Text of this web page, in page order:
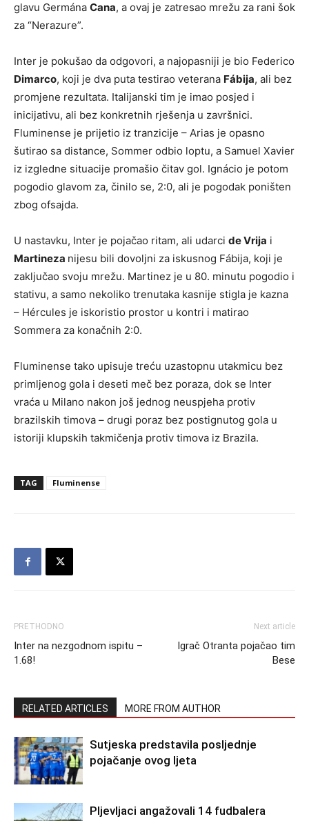
glavu Germána Cana, a ovaj je zatresao mrežu za rani šok
za “Nerazure”.
Inter je pokušao da odgovori, a najopasniji je bio Federico
Dimarco, koji je dva puta testirao veterana Fábija, ali bez
promjene rezultata. Italijanski tim je imao posjed i
inicijativu, ali bez konkretnih rješenja u završnici.
Fluminense je prijetio iz tranzicije – Arias je opasno
šutirao sa distance, Sommer odbio loptu, a Samuel Xavier
iz izgledne situacije promašio čitav gol. Ignácio je potom
pogodio glavom za, činilo se, 2:0, ali je pogodak poništen
zbog ofsajda.
U nastavku, Inter je pojačao ritam, ali udarci de Vrija i
Martineza nijesu bili dovoljni za iskusnog Fábija, koji je
zaključao svoju mrežu. Martinez je u 80. minutu pogodio i
stativu, a samo nekoliko trenutaka kasnije stigla je kazna
– Hércules je iskoristio prostor u kontri i matirao
Sommera za konačnih 2:0.
Fluminense tako upisuje treću uzastopnu utakmicu bez
primljenog gola i deseti meč bez poraza, dok se Inter
vraća u Milano nakon još jednog neuspjeha protiv
brazilskih timova – drugi poraz bez postignutog gola u
istoriji klupskih takmičenja protiv timova iz Brazila.
TAG Fluminense
PRETHODNO
Inter na nezgodnom ispitu –
1.68!
Next article
Igrač Otranta pojačao tim
Bese
RELATED ARTICLES MORE FROM AUTHOR
Sutjeska predstavila posljednje
pojačanje ovog ljeta
Pljevljaci angažovali 14 fudbalera